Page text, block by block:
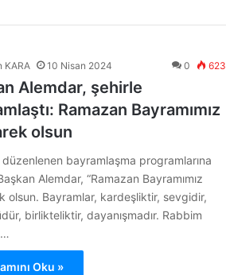
KARA 10 Nisan 2024 0 623
Alemdar, şehirle
Ramazan Bayramımız
olsun
bayramlaşma programlarına
Alemdar, “Ramazan Bayramımız
olsun. Bayramlar, kardeşliktir, sevgidir,
birlikteliktir, dayanışmadır. Rabbim
Oku »